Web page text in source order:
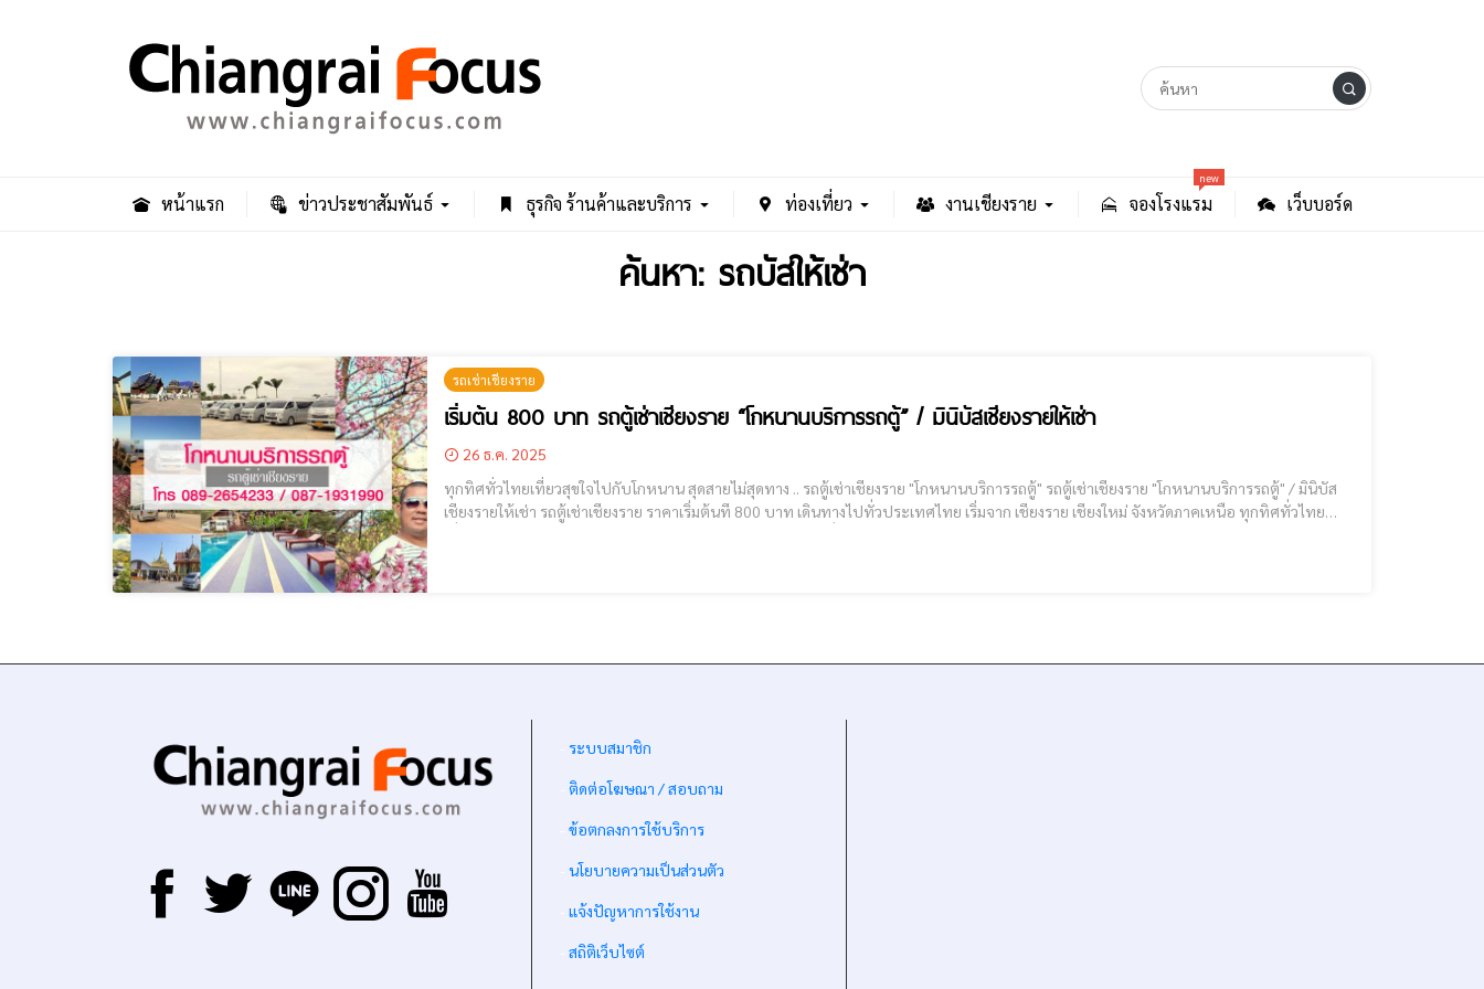
หน้าแรก ข่าวประชาสัมพันธ์ ธุรกิจ ร้านค้าและบริการ ท่องเที่ยว งานเชียงราย จองโรงแรม
new
เว็บบอร์ด
ค้นหา: รถบัสให้เช่า
รถเช่าเชียงราย
เริ่มต้น 800 บาท รถตู้เช่าเชียงราย “โกหนานบริการรถตู้” / มินิบัสเชียงรายให้เช่า
26 ธ.ค. 2025
ทุกทิศทั่วไทยเที่ยวสุขใจไปกับโกหนาน สุดสายไม่สุดทาง .. รถตู้เช่าเชียงราย "โกหนานบริการรถตู้" รถตู้เช่าเชียงราย "โกหนานบริการรถตู้" / มินิบัส
เชียงรายให้เช่า รถตู้เช่าเชียงราย ราคาเริ่มต้นที 800 บาท เดินทางไปทั่วประเทศไทย เริ่มจาก เชียงราย เชียงใหม่ จังหวัดภาคเหนือ ทุกทิศทั่วไทย
ระบบสมาชิก
ติดต่อโฆษณา / สอบถาม
ข้อตกลงการใช้บริการ
นโยบายความเป็นส่วนตัว
แจ้งปัญหาการใช้งาน
สถิติเว็บไซต์